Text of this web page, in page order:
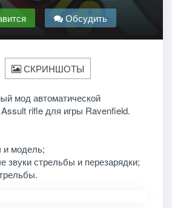
Обсудить
СКРИНШОТЫ
мод автоматической
rifle для игры Ravenfield.
и модель;
звуки стрельбы и перезарядки;